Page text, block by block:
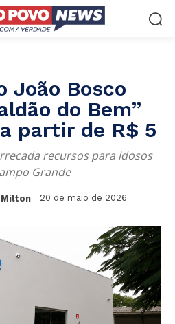
João Bosco
do Bem”
partir de R$ 5
recursos para idosos
Grande
Milton 20 de maio de 2026